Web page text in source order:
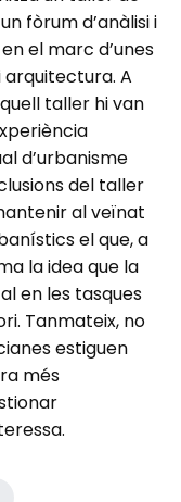
fòrum d’anàlisi i
el marc d’unes
A
taller hi van
d’urbanisme
del taller
al veïnat
el que, a
la idea que la
en les tasques
Tanmateix, no
estiguen
més